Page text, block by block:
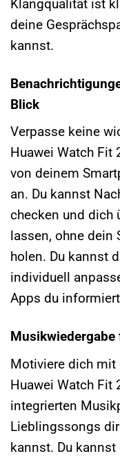
Klangqualität ist
deine
kannst.
Blick
Verpasse keine
Huawei Watch Fit
von deinem
an. Du kannst
checken und dich
lassen, ohne dein
holen. Du kannst
individuell
Apps du
Motiviere dich
Huawei Watch Fit
integrierten
Lieblingssongs
kannst. Du